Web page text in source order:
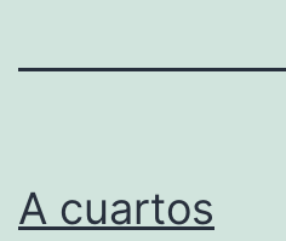
A cuartos